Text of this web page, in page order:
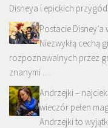
Disneya i epickich
Postacie
Niezwykłą cechą
rozpoznawalnych przez
znanymi …
Andrzejki –
wieczór pełen
Andrzejki to